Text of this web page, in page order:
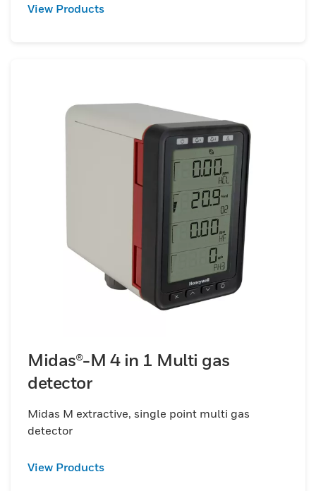
View Products
Midas®-M 4 in 1 Multi gas
detector
Midas M extractive, single point multi gas
detector
View Products